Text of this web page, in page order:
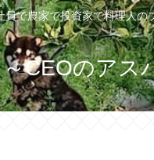
員で農家で投資家で料理人の
CEOのアス